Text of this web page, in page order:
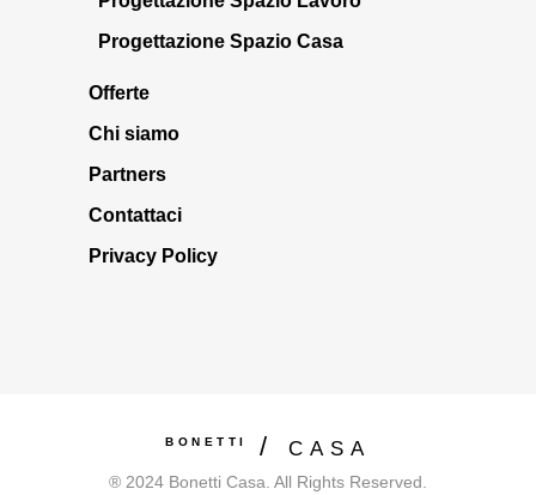
Progettazione Spazio Casa
Offerte
Chi siamo
Partners
Contattaci
Privacy Policy
BONETTI CASA
® 2024 Bonetti Casa. All Rights Reserved.